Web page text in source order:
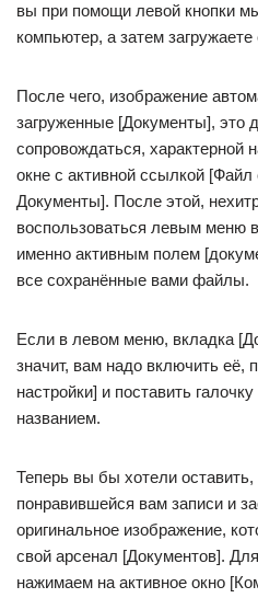
вы при помощи левой кнопки
компьютер, а затем
После чего, изображение
загруженные [Документы], это
сопровождаться,
окне с активной ссылкой [Файл
Документы]. После этой,
воспользоваться левым меню
именно активным полем
все сохранённые вами файлы.
Если в левом меню, вкладка
значит, вам надо включить
настройки] и поставить
названием.
Теперь вы бы хотели
понравившейся вам записи и
оригинальное изображение,
свой арсенал [Документов].
нажимаем на активное окно